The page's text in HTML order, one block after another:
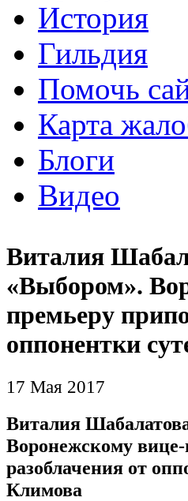
История
Гильдия
Помочь
Карта
Блоги
Видео
Виталия
«Выбором».
премьеру
оппонентки
17 Мая 2017
Виталия
Воронежскому
разоблачения от
Климова